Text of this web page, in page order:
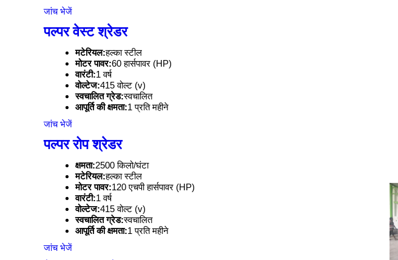
जांच भेजें
पल्पर वेस्ट श्रेडर
मटेरियल:हल्का स्टील
मोटर पावर:60 हार्सपावर (HP)
वारंटी:1 वर्ष
वोल्टेज:415 वोल्ट (v)
स्वचालित ग्रेड:स्वचालित
आपूर्ति की क्षमता:1 प्रति महीने
जांच भेजें
पल्पर रोप श्रेडर
क्षमता:2500 किलो/घंटा
मटेरियल:हल्का स्टील
मोटर पावर:120 एचपी हार्सपावर (HP)
वारंटी:1 वर्ष
वोल्टेज:415 वोल्ट (v)
स्वचालित ग्रेड:स्वचालित
आपूर्ति की क्षमता:1 प्रति महीने
जांच भेजें